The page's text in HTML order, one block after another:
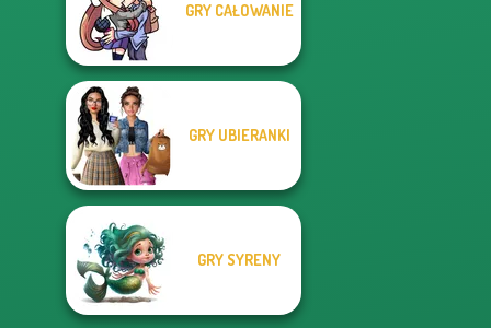
GRY CAŁOWANIE
GRY UBIERANKI
GRY SYRENY